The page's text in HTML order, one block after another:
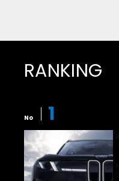
RANKING
No 1